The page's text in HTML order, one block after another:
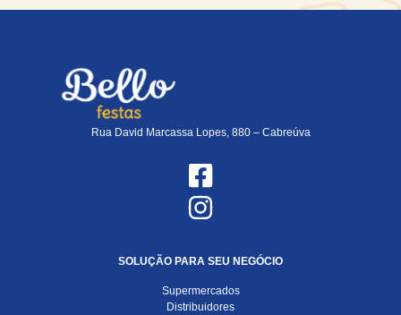
Rua David Marcassa Lopes, 880 – Cabreúva
SOLUÇÃO PARA SEU NEGÓCIO
Supermercados
Distribuidores